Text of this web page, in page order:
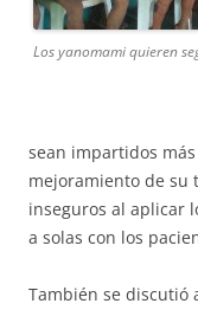
Los yanomami quieren
sean impartidos
mejoramiento de su
inseguros al aplicar
a solas con los
También se discutió